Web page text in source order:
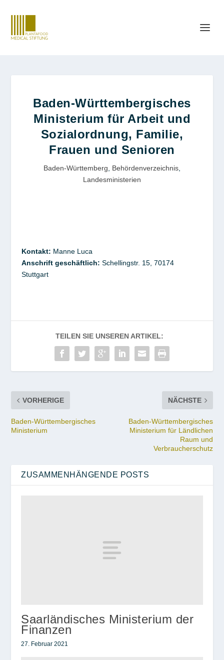
Baden-Württembergisches
Ministerium für Arbeit und
Sozialordnung, Familie,
Frauen und Senioren
Baden-Württemberg Behördenverzeichnis
Landesministerien
Kontakt: ManneLuca
Anschrift geschäftlich: Schellingstr. 15, 70174
Stuttgart
TEILEN SIE UNSEREN ARTIKEL:
VORHERIGE
Baden-Württembergisches
Ministerium
NÄCHSTE
Baden-Württembergisches
Ministerium für Ländlichen
Raum und
Verbraucherschutz
ZUSAMMENHÄNGENDE POSTS
Saarländisches Ministerium der
Finanzen
27. Februar 2021